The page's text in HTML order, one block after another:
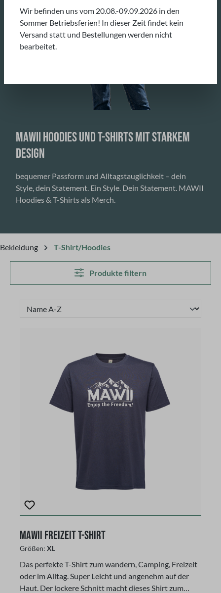
MAWII HOODIES UND T-SHIRTS MIT STARKEM
DESIGN
bequemer Passform und Alltagstauglichkeit – dein
Style, dein Statement. Ein Style. Dein Statement. MAWII
Hoodies & T-Shirts als Merch.
Bekleidung T-Shirt/Hoodies
Produkte filtern
MAWII Freizeit T-Shirt
Größen: XL
Das perfekte T-Shirt zum wandern, Camping, Freizeit
oder im Alltag. Super Leicht und angenehm auf der
Haut. Der lockere Schnitt macht dieses Shirt zum
Wir befinden uns vom 20.08.-09.09.2026 in den
Sommer Betriebsferien! In dieser Zeit findet kein
Versand statt und Bestellungen werden nicht
bearbeitet.